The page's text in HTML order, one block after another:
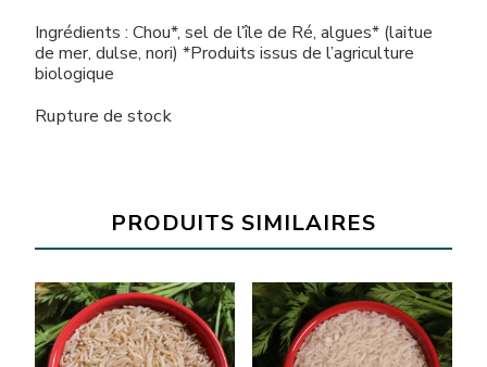
Ingrédients : Chou*, sel de l’île de Ré, algues* (laitue
de mer, dulse, nori) *Produits issus de l’agriculture
biologique
Rupture de stock
PRODUITS SIMILAIRES